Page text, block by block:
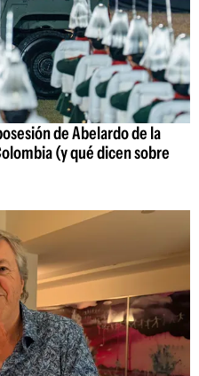
de Abelardo de la
(y qué dicen sobre